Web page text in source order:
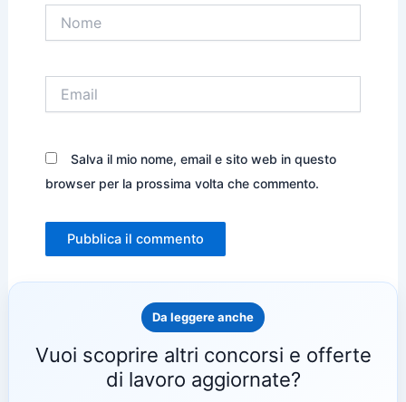
Salva il mio nome, email e sito web in questo
browser per la prossima volta che commento.
Da leggere anche
Vuoi scoprire altri concorsi e offerte
di lavoro aggiornate?